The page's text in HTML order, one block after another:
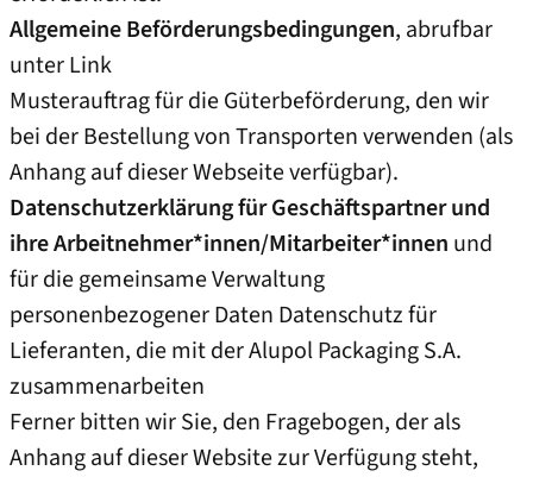
Allgemeine Beförderungsbedingungen, abrufbar
unterLink
Musterauftrag für die Güterbeförderung, den wir
bei der Bestellung von Transporten verwenden (als
Anhang auf dieser Webseite verfügbar).
Datenschutzerklärung für Geschäftspartner und
ihre Arbeitnehmer*innen/Mitarbeiter*innen und
für die gemeinsame Verwaltung
personenbezogener Daten Datenschutz für
Lieferanten, die mit der Alupol Packaging S.A.
zusammenarbeiten
Ferner bitten wir Sie, den Fragebogen, der als
Anhang auf dieser Website zur Verfügung steht,